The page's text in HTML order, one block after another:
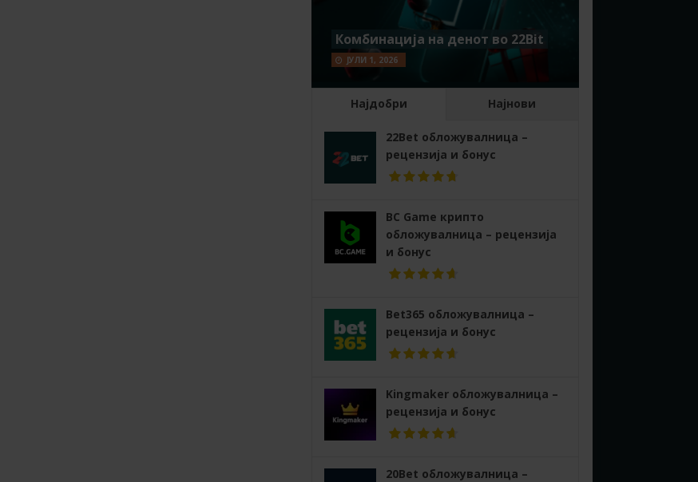
Комбинација на денот во 22Bit
ЈУЛИ 1, 2026
Најдобри Најнови
22Bet обложувалница –
рецензија и бонус
BC Game крипто
обложувалница – рецензија
и бонус
Bet365 обложувалница –
рецензија и бонус
Kingmaker обложувалница –
рецензија и бонус
20Bet обложувалница –